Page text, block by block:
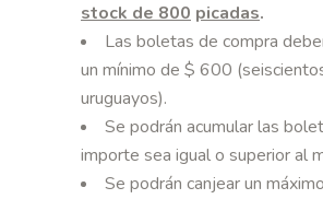
stock de 800 picadas.
Las boletas de compra
un mínimo de $ 600
uruguayos).
Se podrán acumular las
importe sea igual o superior al
Se podrán canjear un